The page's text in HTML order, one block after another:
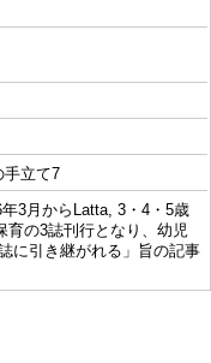
手立て7
3月からLatta, 3・4・5歳
育の3誌刊行となり、幼児
に引き継がれる」旨の記事